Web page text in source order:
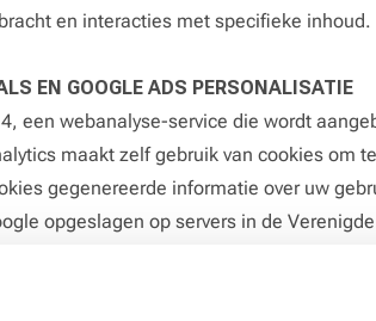
en interacties met specifieke inhoud.
EN GOOGLE ADS PERSONALISATIE
een webanalyse-service die wordt
maakt zelf gebruik van cookies om
gegenereerde informatie over uw
opgeslagen op servers in de
hiertoe wettelijk wordt verplicht. Google